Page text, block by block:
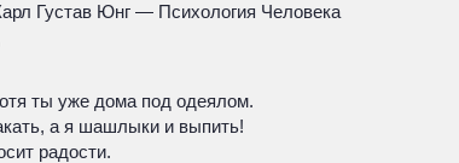
Густав Юнг — Психология Человека
ты уже дома под одеялом.
а я шашлыки и выпить!
радости.